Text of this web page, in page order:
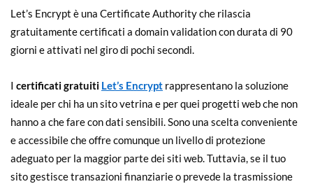
Let’s Encrypt è una Certificate Authority che rilascia
gratuitamente certificati a domain validation con durata di 90
giorni e attivati nel giro di pochi secondi.
I certificati gratuiti Let’s Encrypt rappresentano la soluzione
ideale per chi ha un sito vetrina e per quei progetti web che non
hanno a che fare con dati sensibili. Sono una scelta conveniente
e accessibile che offre comunque un livello di protezione
adeguato per la maggior parte dei siti web. Tuttavia, se il tuo
sito gestisce transazioni finanziarie o prevede la trasmissione